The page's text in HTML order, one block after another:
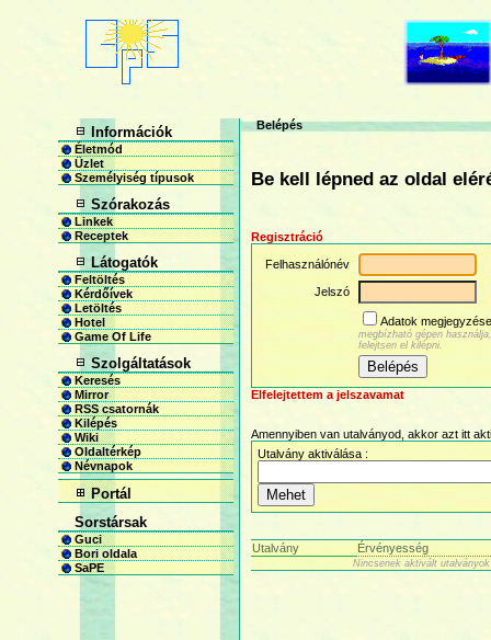
Információk
Életmód
Üzlet
Személyiség típusok
Szórakozás
Linkek
Receptek
Látogatók
Feltöltés
Kérdőívek
Letöltés
Hotel
Game Of Life
Szolgáltatások
Keresés
Mirror
RSS csatornák
Kilépés
Wiki
Oldaltérkép
Névnapok
Portál
Sorstársak
Guci
Bori oldala
SaPE
Belépés
Be kell lépned az oldal
Regisztráció
Felhasználónév
Jelszó
Adatok
megbízható gépen
felejtsen el kilépni.
Elfelejtettem a jelszavamat
Amennyiben van utalványod, akkor azt itt
Utalvány aktiválása :
Utalvány Érvényesség
Nincsenek aktivált utalványok